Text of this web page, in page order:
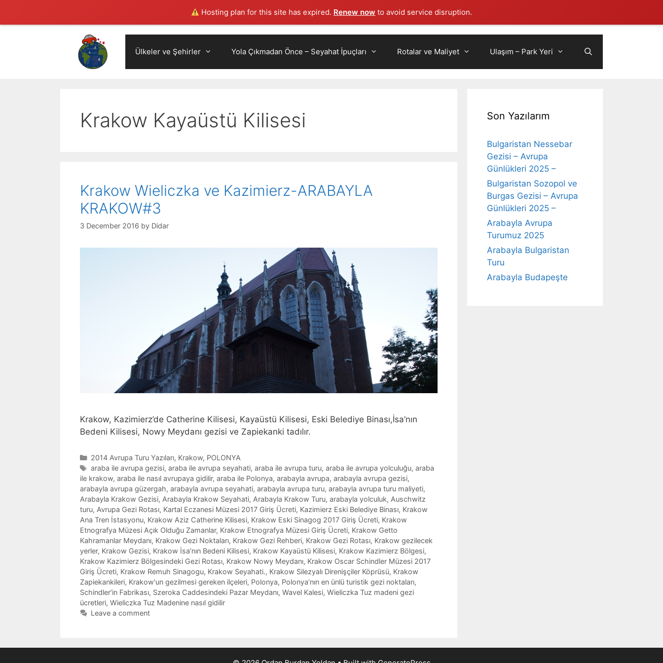
Hosting plan for this site has expired. Renew now to avoid service disruption.
Ülkeler ve Şehirler Yola Çıkmadan Önce – Seyahat İpuçları Rotalar ve Maliyet Ulaşım – Park Yeri
Krakow Kayaüstü Kilisesi
Krakow Wieliczka ve Kazimierz-ARABAYLA
KRAKOW#3
3 December 2016 by Didar
Krakow, Kazimierz’de Catherine Kilisesi, Kayaüstü Kilisesi, Eski Belediye Binası,İsa’nın
Bedeni Kilisesi, Nowy Meydanı gezisi ve Zapiekanki tadılır.
Categories
2014 Avrupa Turu Yazıları, Krakow, POLONYA
Tags
araba ile avrupa gezisi, araba ile avrupa seyahati, araba ile avrupa turu, araba ile avrupa yolculuğu, araba
ile krakow, araba ile nasıl avrupaya gidilir, araba ile Polonya, arabayla avrupa, arabayla avrupa gezisi,
arabayla avrupa güzergah, arabayla avrupa seyahati, arabayla avrupa turu, arabayla avrupa turu maliyeti,
Arabayla Krakow Gezisi, Arabayla Krakow Seyahati, Arabayla Krakow Turu, arabayla yolculuk, Auschwitz
turu, Avrupa Gezi Rotası, Kartal Eczanesi Müzesi 2017 Giriş Ücreti, Kazimierz Eski Belediye Binası, Krakow
Ana Tren İstasyonu, Krakow Aziz Catherine Kilisesi, Krakow Eski Sinagog 2017 Giriş Ücreti, Krakow
Etnografya Müzesi Açık Olduğu Zamanlar, Krakow Etnografya Müzesi Giriş Ücreti, Krakow Getto
Kahramanlar Meydanı, Krakow Gezi Noktaları, Krakow Gezi Rehberi, Krakow Gezi Rotası, Krakow gezilecek
yerler, Krakow Gezisi, Krakow İsa’nın Bedeni Kilisesi, Krakow Kayaüstü Kilisesi, Krakow Kazimierz Bölgesi,
Krakow Kazimierz Bölgesindeki Gezi Rotası, Krakow Nowy Meydanı, Krakow Oscar Schindler Müzesi 2017
Giriş Ücreti, Krakow Remuh Sinagogu, Krakow Seyahati., Krakow Silezyalı Direnişçiler Köprüsü, Krakow
Zapiekankileri, Krakow'un gezilmesi gereken ilçeleri, Polonya, Polonya’nın en ünlü turistik gezi noktaları,
Schindler’in Fabrikası, Szeroka Caddesindeki Pazar Meydanı, Wavel Kalesi, Wieliczka Tuz madeni gezi
ücretleri, Wieliczka Tuz Madenine nasıl gidilir
Leave a comment
Son Yazılarım
Bulgaristan Nessebar
Gezisi – Avrupa
Günlükleri 2025 –
Bulgaristan Sozopol ve
Burgas Gezisi – Avrupa
Günlükleri 2025 –
Arabayla Avrupa
Turumuz 2025
Arabayla Bulgaristan
Turu
Arabayla Budapeşte